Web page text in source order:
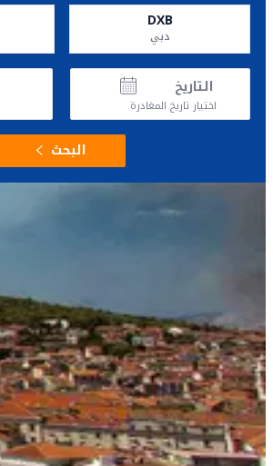
DXB
دبي
التاريخ
اختيار تاريخ المغادرة
البحث